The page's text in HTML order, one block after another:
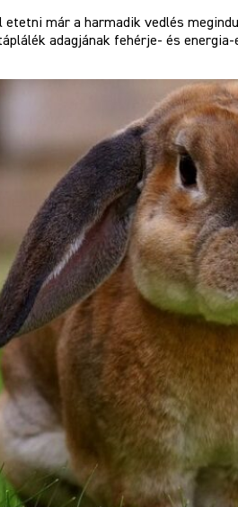
már a harmadik vedlés
adagjának fehérje- és